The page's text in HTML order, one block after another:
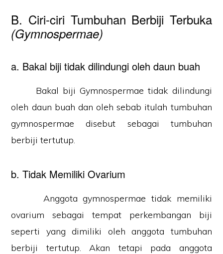
B. Ciri-ciri Tumbuhan Berbiji Terbuka
(Gymnospermae)
a. Bakal biji tidak dilindungi oleh daun buah
Bakal biji Gymnospermae tidak dilindungi
oleh daun buah dan oleh sebab itulah tumbuhan
gymnospermae disebut sebagai tumbuhan
berbiji tertutup.
b. Tidak Memiliki Ovarium
Anggota gymnospermae tidak memiliki
ovarium sebagai tempat perkembangan biji
seperti yang dimiliki oleh anggota tumbuhan
berbiji tertutup. Akan tetapi pada anggota